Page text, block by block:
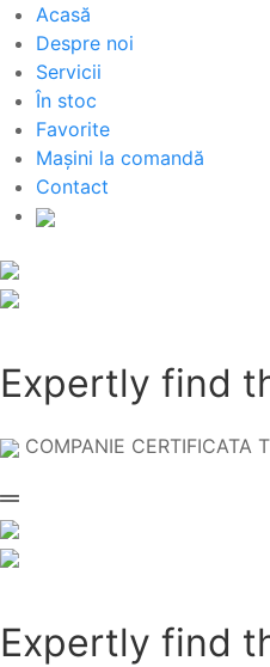
Acasă
Despre noi
Servicii
În stoc
Favorite
Mașini la comandă
Contact
Expertly find
COMPANIE CERTIFICATA
Expertly find